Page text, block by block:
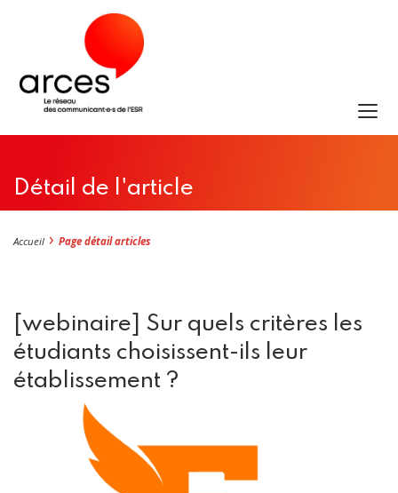
Détail de l'article
Accueil Page détail articles
[webinaire] Sur quels critères les
étudiants choisissent-ils leur
établissement ?